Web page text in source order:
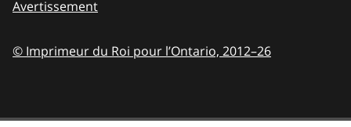
Avertissement
© Imprimeur du Roi pour l’Ontario, 2012–26